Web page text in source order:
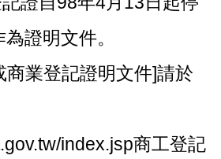
證明文件。
商業登記證明文件]請於
index.jsp商工登記